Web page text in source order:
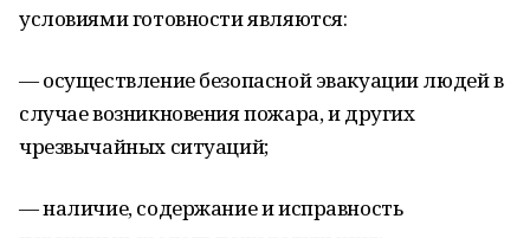
условиями готовности являются:
— осуществление безопасной эвакуации людей в
случае возникновения пожара, и других
чрезвычайных ситуаций;
— наличие, содержание и исправность